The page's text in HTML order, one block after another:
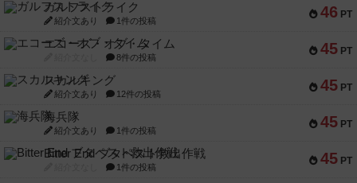
46 PT
ガルフストライク
紹介文あり 1件の投稿
45 PT
エコーズ・オブ・タイム
8件の投稿
45 PT
スカルキング
紹介文あり 12件の投稿
45 PT
海兵隊
紹介文あり 1件の投稿
45 PT
Bitter End ブタペスト救出作戦
1件の投稿